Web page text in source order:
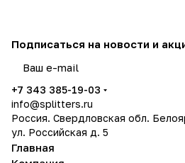
Подписаться на новости и
+7 343 385-19-03
info@splitters.ru
Россия. Свердловская обл.
ул. Российская д. 5
Главная